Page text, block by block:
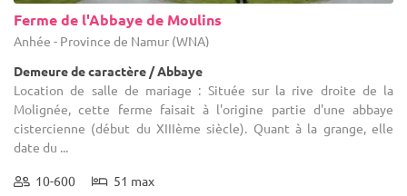
Ferme de l'Abbaye de Moulins
Anhée - Province de Namur (WNA)
Demeure de caractère / Abbaye
Location de salle de mariage : Située sur la rive droite de la
Molignée, cette ferme faisait à l'origine partie d'une abbaye
cistercienne (début du XIIIème siècle). Quant à la grange, elle
date du ...
10-600 51 max